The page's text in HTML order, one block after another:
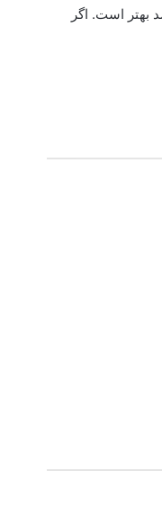
بهتر است. اگر